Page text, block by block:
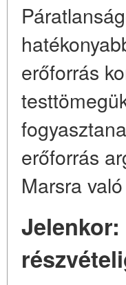
erőforrás
erőforrás
Marsra